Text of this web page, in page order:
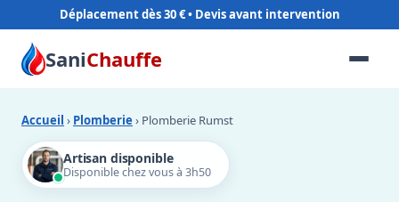
Déplacement dès 30 €
SaniChauffe
Accueil › Plomberie › Plomberie Rumst
Artisan disponible
Disponible chez vous à 3h50